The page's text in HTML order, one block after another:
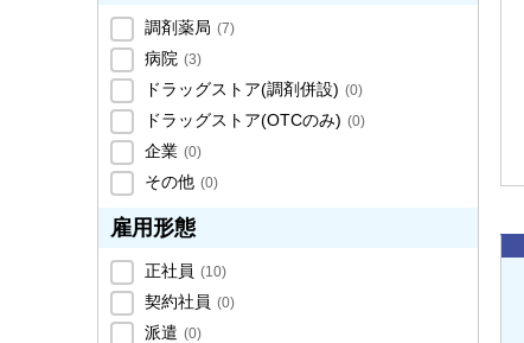
調剤薬局 (7)
病院 (3)
ドラッグストア(調剤併設) (0)
ドラッグストア(OTCのみ) (0)
企業 (0)
その他 (0)
雇用形態
正社員 (10)
契約社員 (0)
派遣 (0)